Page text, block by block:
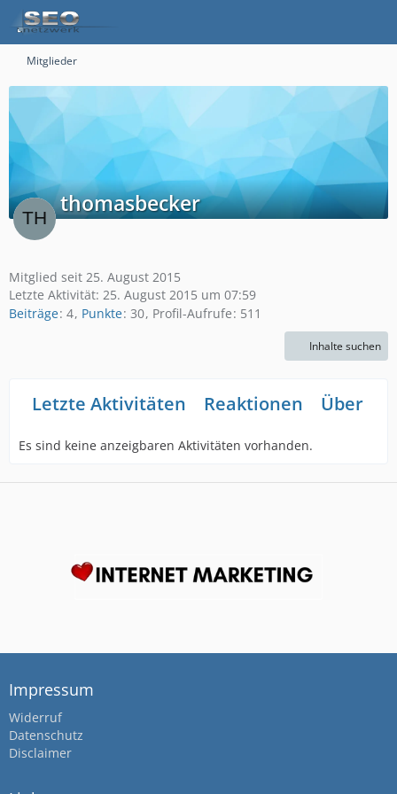
Mitglieder
thomasbecker
Mitglied seit 25. August 2015
Letzte Aktivität: 25. August 2015 um 07:59
Beiträge 4 Punkte 30 Profil-Aufrufe 511
Inhalte suchen
Letzte Aktivitäten Reaktionen Über
Es sind keine anzeigbaren Aktivitäten vorhanden.
Impressum
Widerruf
Datenschutz
Disclaimer